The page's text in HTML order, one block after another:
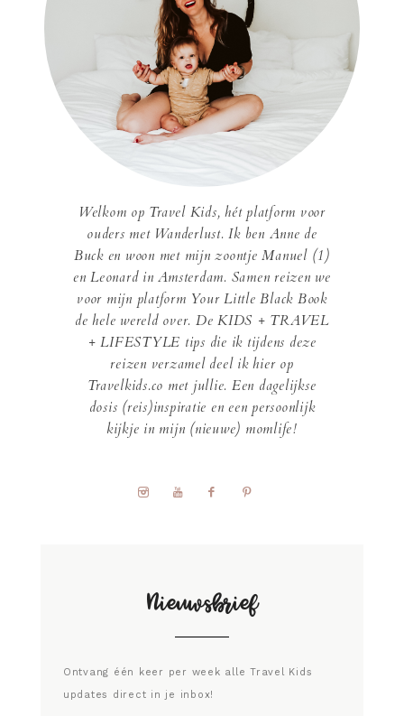
Welkom op Travel Kids, hét platform voor
ouders met Wanderlust. Ik ben Anne de
Buck en woon met mijn zoontje Manuel (1)
en Leonard in Amsterdam. Samen reizen we
voor mijn platform Your Little Black Book
de hele wereld over. De KIDS + TRAVEL
+ LIFESTYLE tips die ik tijdens deze
reizen verzamel deel ik hier op
Travelkids.co met jullie. Een dagelijkse
dosis (reis)inspiratie en een persoonlijk
kijkje in mijn (nieuwe) momlife!
Nieuwsbrief
Ontvang één keer per week alle Travel Kids
updates direct in je inbox!